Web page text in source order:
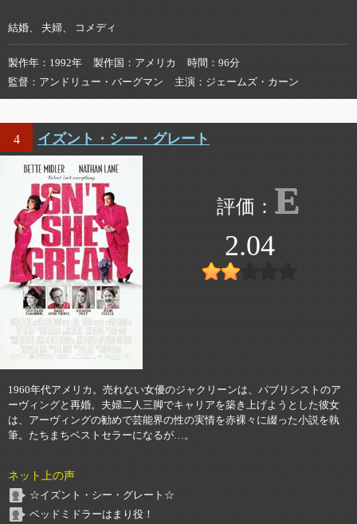
結婚、 夫婦、 コメディ
製作年 1992年 製作国 アメリカ 時間
96分
監督
アンドリュー・バーグマン 主演 ジェームズ・カーン
4 イズント・シー・グレート
E
2.04
1960年代アメリカ。売れない女優のジャクリーンは、パブリシストのア
ーヴィングと再婚。夫婦二人三脚でキャリアを築き上げようとした彼女
は、アーヴィングの勧めで芸能界の性の実情を赤裸々に綴った小説を執
筆。たちまちベストセラーになるが…。
ネット上の声
☆イズント・シー・グレート☆
ベッドミドラーはまり役！